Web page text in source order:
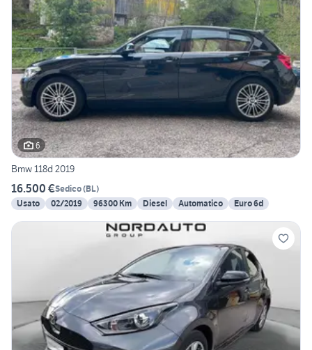
6
Bmw 118d 2019
16.500 €Sedico(BL)
Usato
02/2019 96300 Km Diesel Automatico Euro 6d